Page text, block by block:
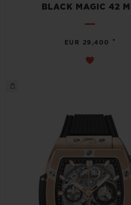
BLACK MAGIC 42
EUR 29,400 •